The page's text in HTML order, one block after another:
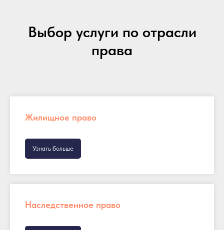
Выбор услуги по отрасли
права
Жилищное право
Узнать больше
Наследственное право